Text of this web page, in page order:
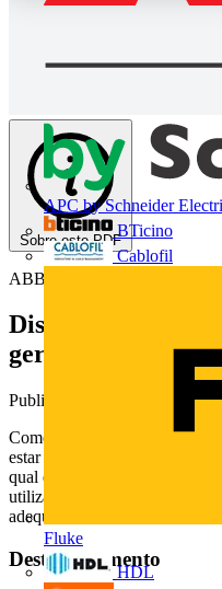
APC by Schneider
BTicino
Cablofil
Fluke
HDL
Sobre este PDF
ABB
Disjuntores ABB
geradores
Publicado: 27 de novembro
Como geradores elétricos são
estar sujeitos a falhas internas
qual eles estão ligados. Por
utilizado deve ser eficiente
adequada.
Deste documento